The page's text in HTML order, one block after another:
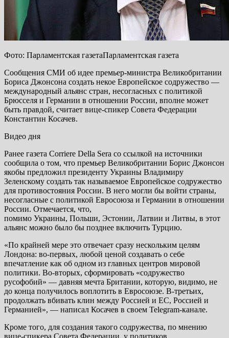
Фото: Парламентская газетаПарламентская газета
Сообщения СМИ об идее премьер-министра Великобритании
Бориса Джонсона создать некое Европейское содружество —
международный альянс стран, несогласных с политикой
Брюсселя и Германии в отношении России, вполне может
быть правдой, считает вице-спикер Совета Федерации
Константин Косачев.
Видео дня
Ранее газета Corriere Della Sera со ссылкой на источники
сообщила о том, что премьер Великобритании Борис Джонсон
якобы предложил президенту Украины Владимиру
Зеленскому создать так называемое Европейское содружество
для противостояния России. В него могли бы войти страны,
несогласные с политикой Евросоюза и Германии в отношении
России. Отмечается, что,
помимо Украины, Польши, Эстонии, Латвии и Литвы, в этот
альянс можно было бы позднее включить Турцию.
«По крайней мере это отвечает сразу нескольким целям
Лондона: во-первых, любой ценой создавать о себе
впечатление как об одном из главных центров мировой
политики. Во-вторых, сформировать «содружество
русофобий» — давняя мечта Британии, которую, видимо, не
до конца получилось воплотить в Евросоюзе. В-третьих,
продолжать вбивать клин между Россией и ЕС, Россией и
Германией», — написал Косачев в своем Telegram-канале.
Кроме того, для создания такого содружества, по мнению
вице-спикера Совета Федерации, у политиков